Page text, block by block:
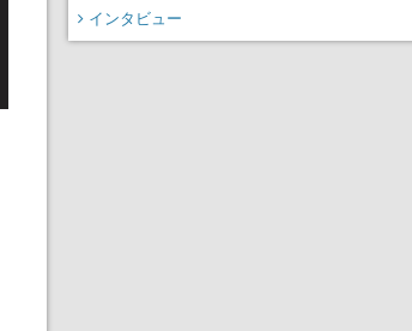
インタビュー